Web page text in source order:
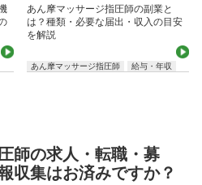
あん摩マッサージ指圧師の副業と
は？種類・必要な届出・収入の目安
を解説
あん摩マッサージ指圧師 給与・年収
師の求人・転職・募
収集はお済みですか？